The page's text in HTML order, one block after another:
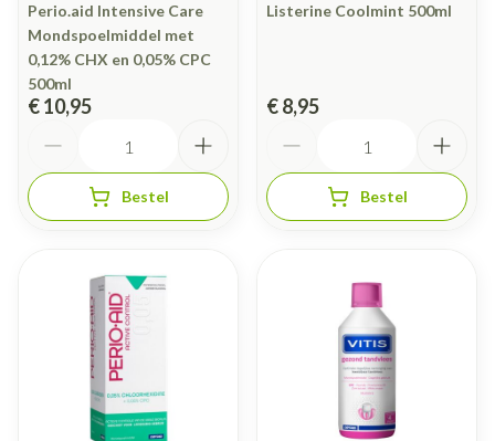
Perio.aid Intensive Care
Mondspoelmiddel met
0,12% CHX en 0,05% CPC
500ml
€ 10,95
Bestel
Listerine Coolmint 500ml
€ 8,95
Bestel